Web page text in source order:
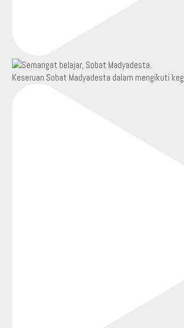
Keseruan Sobat Madyadesta dalam mengikuti